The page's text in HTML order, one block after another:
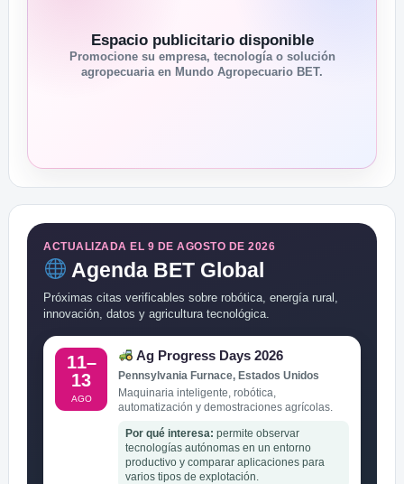
Espacio publicitario disponible
Promocione su empresa, tecnología o solución
agropecuaria en Mundo Agropecuario BET.
ACTUALIZADA EL 9 DE AGOSTO DE 2026
Agenda BET Global
Próximas citas verificables sobre robótica, energía rural,
innovación, datos y agricultura tecnológica.
11–
13
AGO
Ag Progress Days 2026
Pennsylvania Furnace, Estados Unidos
Maquinaria inteligente, robótica,
automatización y demostraciones agrícolas.
Por qué interesa: permite observar
tecnologías autónomas en un entorno
productivo y comparar aplicaciones para
varios tipos de explotación.